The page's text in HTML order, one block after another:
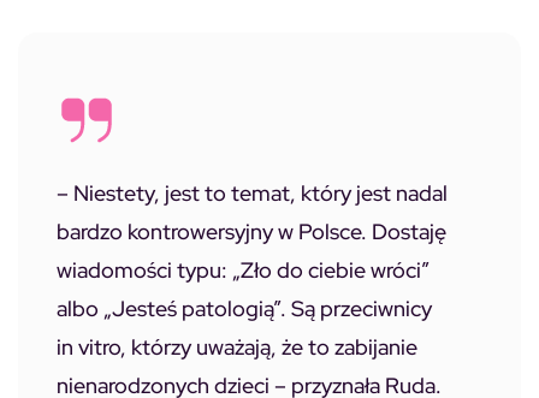
– Niestety, jest to temat, który jest nadal
bardzo kontrowersyjny w Polsce. Dostaję
wiadomości typu: „Zło do ciebie wróci”
albo „Jesteś patologią”. Są przeciwnicy
in vitro, którzy uważają, że to zabijanie
nienarodzonych dzieci – przyznała Ruda.